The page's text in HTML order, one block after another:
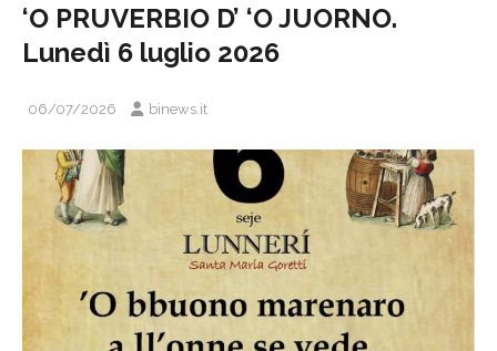
‘O PRUVERBIO D’ ‘O JUORNO.
Lunedì 6 luglio 2026
06/07/2026 binews.it